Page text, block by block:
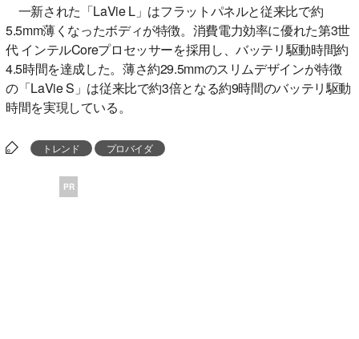
一新された「LaVie L」はフラットパネルと従来比で約
5.5mm薄くなったボディが特徴。消費電力効率に優れた第3世
代 インテルCoreプロセッサーを採用し、バッテリ駆動時間約
4.5時間を達成した。薄さ約29.5mmのスリムデザインが特徴
の「LaVie S」は従来比で約3倍となる約9時間のバッテリ駆動
時間を実現している。
トレンド プロバイダ
PR